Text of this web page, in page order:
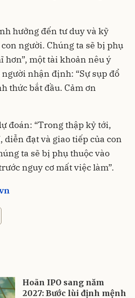
hưởng đến tư duy và kỹ
người. Chúng ta sẽ bị phụ
hơn”, một tài khoản nêu ý
nhận định: “Sự sụp đổ
thức bắt đầu. Cảm ơn
đoán: “Trong thập kỷ tới,
diễn đạt và giao tiếp của con
ta sẽ bị phụ thuộc vào
nguy cơ mất việc làm”.
Hoãn IPO sang năm
2027: Bước lùi định mệnh